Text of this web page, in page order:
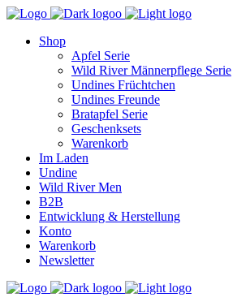
Shop
Apfel Serie
Wild River Männerpflege Serie
Undines Früchtchen
Undines Freunde
Bratapfel Serie
Geschenksets
Warenkorb
Im Laden
Undine
Wild River Men
B2B
Entwicklung & Herstellung
Konto
Warenkorb
Newsletter